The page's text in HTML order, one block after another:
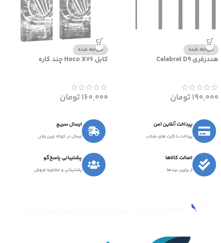
فروخته شده
هندزفری Celebrat D9
190,000تومان
فروخته شده
کابل Hoco X76 چند کاره
160,000تومان
پرداخت آنلاین امن
پرداخت با کارت های شتاب
ارسال سریع
ارسال در کوتاه ترین زمان
اصالت کالاها
از برترین برندها
پشتیبانی پاسخ‌گو
پشتیبانی و مشاوره فروش